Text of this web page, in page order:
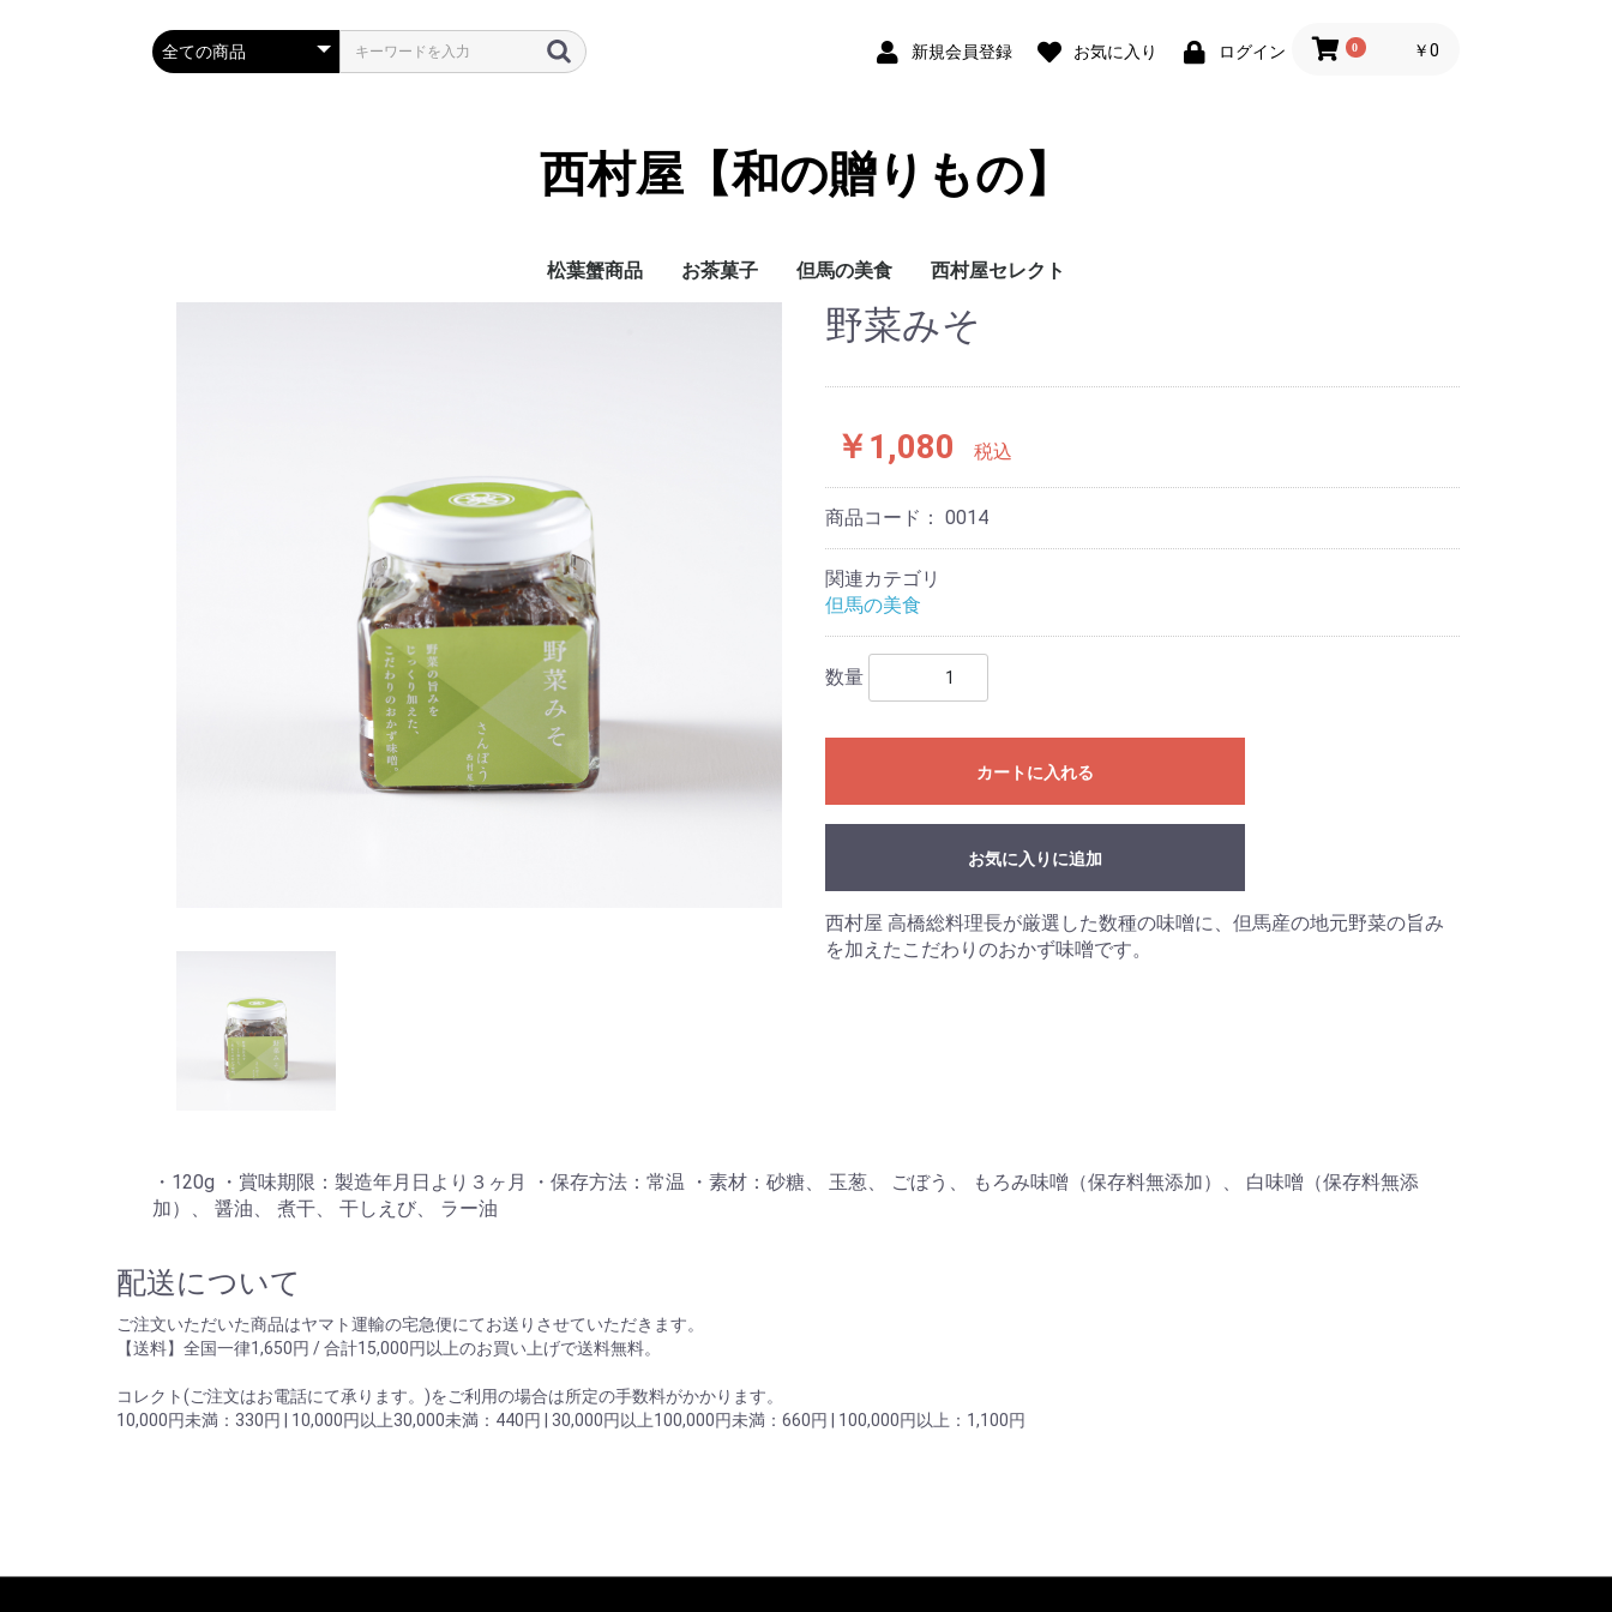
新規会員登録 お気に入り ログイン 0 ￥0
西村屋【和の贈りもの】
松葉蟹商品 お茶菓子 但馬の美食 西村屋セレクト
野菜みそ
￥1,080 税込
商品コード： 0014
関連カテゴリ
但馬の美食
数量
カートに入れる
お気に入りに追加
西村屋 高橋総料理長が厳選した数種の味噌に、但馬産の地元野菜の旨み
を加えたこだわりのおかず味噌です。
・120g ・賞味期限：製造年月日より３ヶ月 ・保存方法：常温 ・素材：砂糖、 玉葱、 ごぼう、 もろみ味噌（保存料無添加）、 白味噌（保存料無添
加）、 醤油、 煮干、 干しえび、 ラー油
配送について
ご注文いただいた商品はヤマト運輸の宅急便にてお送りさせていただきます。
【送料】全国一律1,650円 / 合計15,000円以上のお買い上げで送料無料。
コレクト(ご注文はお電話にて承ります。)をご利用の場合は所定の手数料がかかります。
10,000円未満：330円 | 10,000円以上30,000未満：440円 | 30,000円以上100,000円未満：660円 | 100,000円以上：1,100円